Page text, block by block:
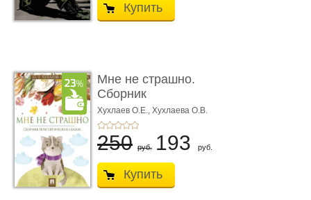
Купить
Мне не страшно.
Сборник
терапевтических
сказо� ...
Хухлаев О.Е., Хухлаева О.В.
250 руб. 193 руб.
Купить